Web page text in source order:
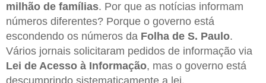
milhão de famílias. Por que as notícias informam
números diferentes? Porque o governo está
escondendo os números da Folha de S. Paulo.
Vários jornais solicitaram pedidos de informação via
Lei de Acesso à Informação, mas o governo está